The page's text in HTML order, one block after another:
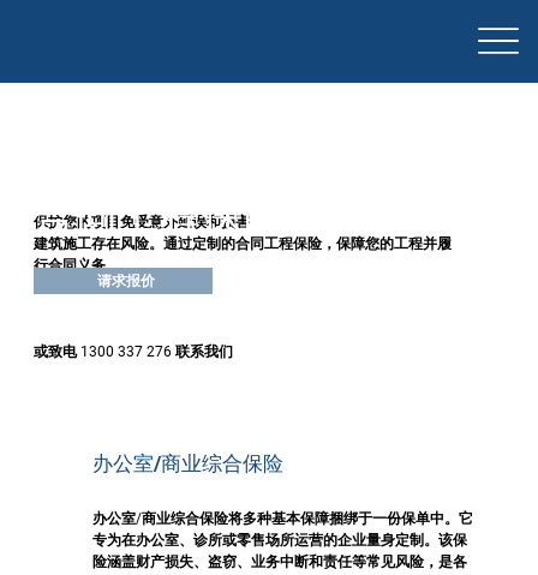
建筑施工存在风险。通过定制的合同工程保险，保障您的工程并履
行合同义务。
或致电 1300 337 276 联系我们
请求报价
保护您的项目免受意外延误和损害
合同工程保险
办公室/商业综合保险
办公室/商业综合保险将多种基本保障捆绑于一份保单中。它
专为在办公室、诊所或零售场所运营的企业量身定制。该保
险涵盖财产损失、盗窃、业务中断和责任等常见风险，是各